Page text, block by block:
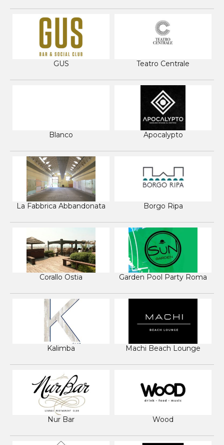
GUS Teatro Centrale
Blanco Apocalypto
La Fabbrica Abbandonata Borgo Ripa
Corallo Ostia Garden Pool Party Roma
Kalimba Machi Beach Lounge
Nur Bar Wood